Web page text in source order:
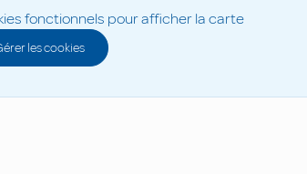
fonctionnels pour afficher la carte
les cookies